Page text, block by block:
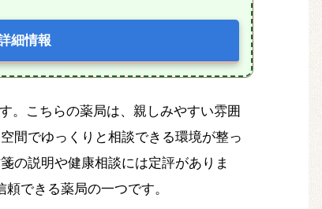
細情報
。こちらの薬局は、親しみやすい雰囲
間でゆっくりと相談できる環境が整っ
の説明や健康相談には定評がありま
できる薬局の一つです。